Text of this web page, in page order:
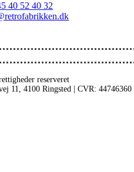
40 52 40 32
reserveret
11, 4100 Ringsted | CVR: 44746360